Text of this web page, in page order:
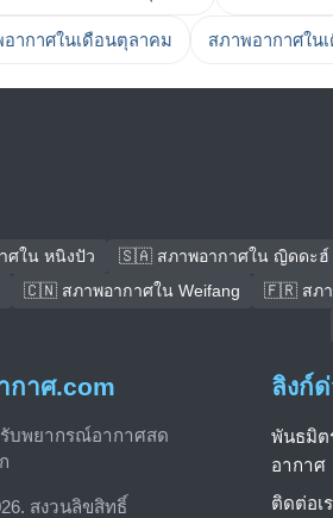
ากาศในเดือนตุลาคม สภาพอากาศใน
ใน หนิงปัว 🇸🇦 สภาพอากาศใน ญิดดะฮ์
🇨🇳 สภาพอากาศใน Weifang 🇫🇷 สภา
กาศ.com
บพยากรณ์อากาศสด
สงวนลิขสิทธิ์
ลิงก์
พันธมิต
อากาศ
ติดต่อเ